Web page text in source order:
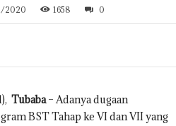
2020 1658 0
Tubaba– Adanya dugaan
BST Tahap ke VI dan VII yang